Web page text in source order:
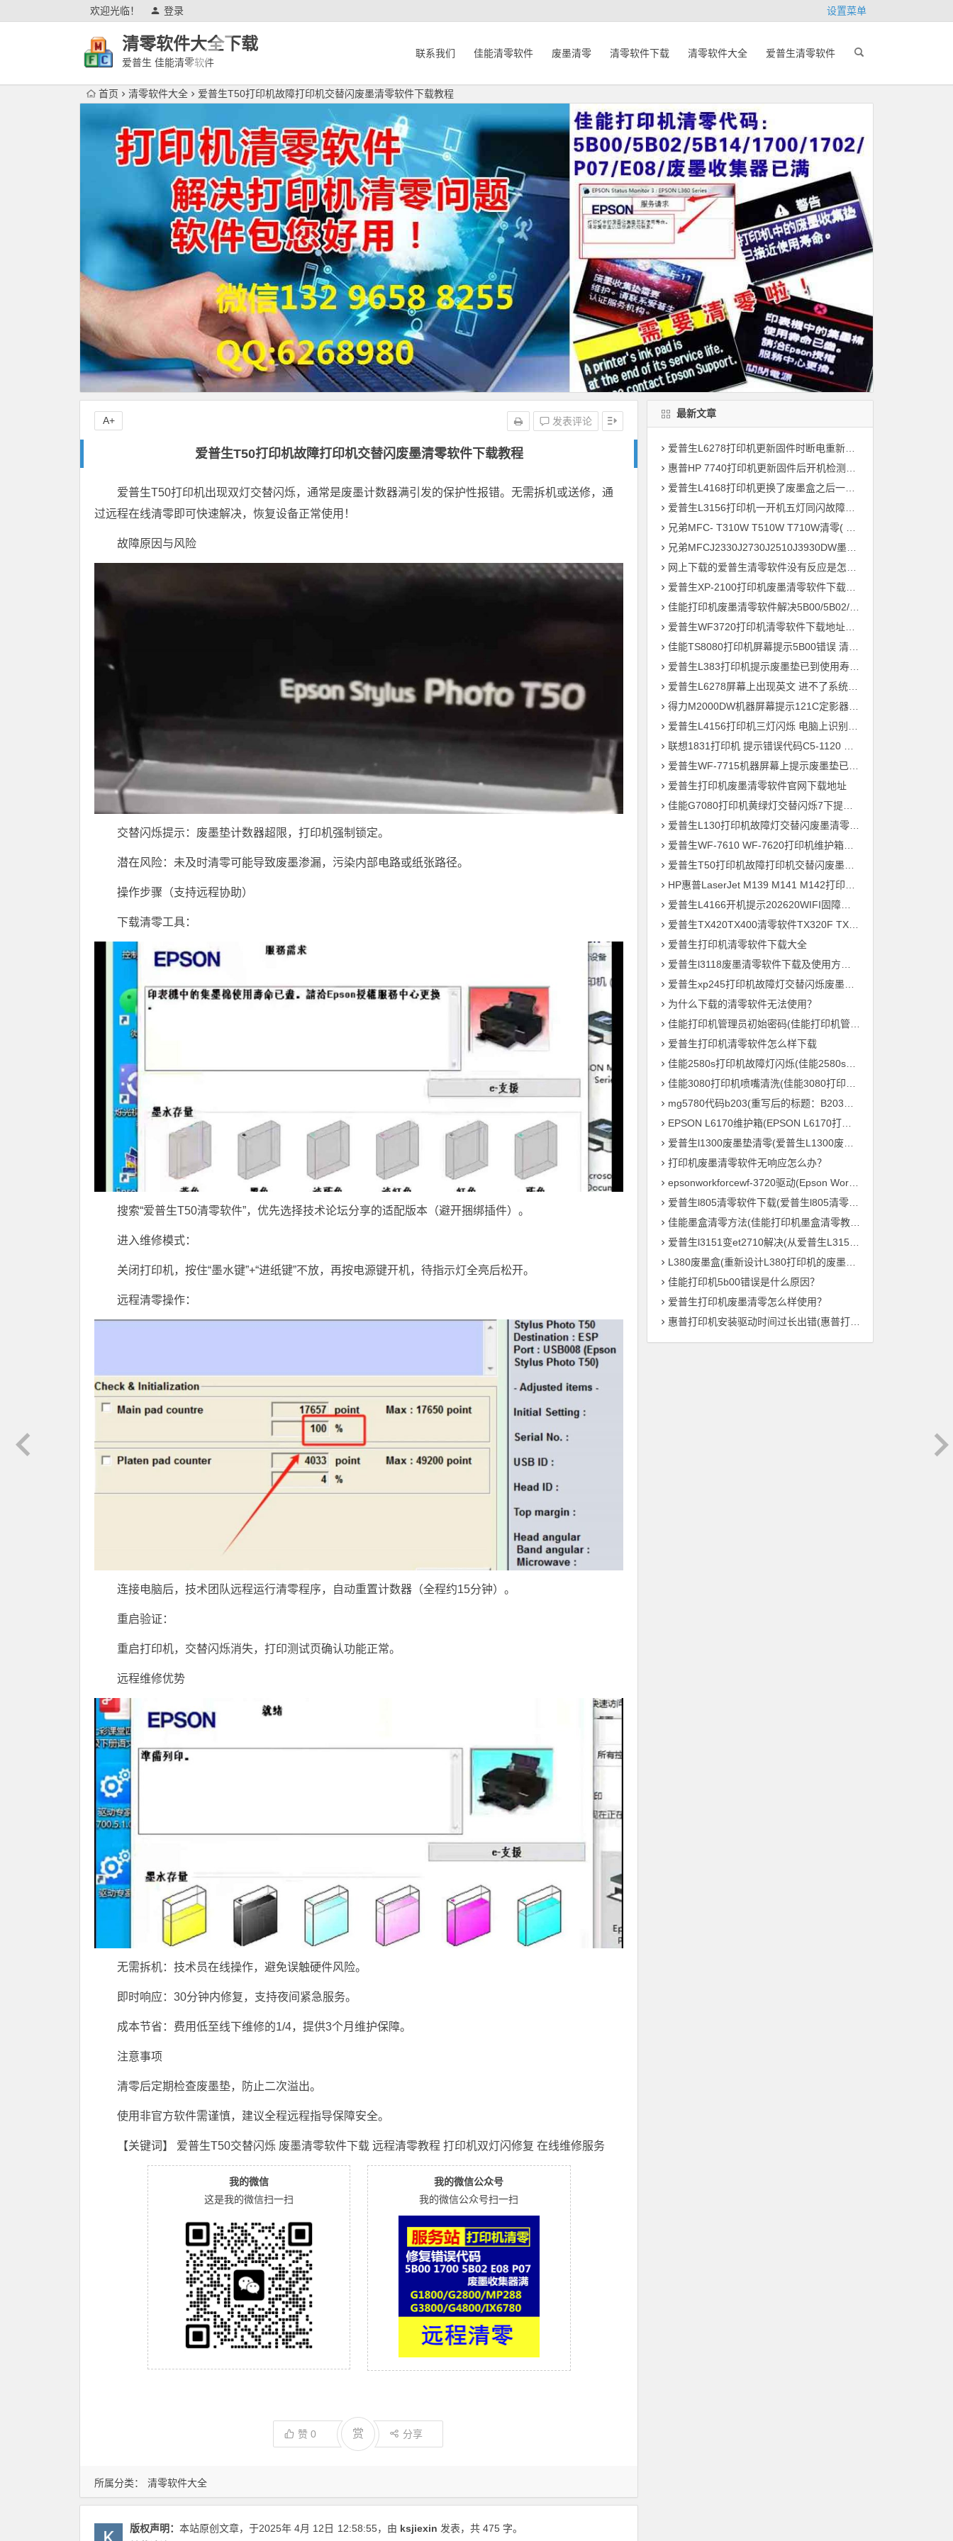
欢迎光临！ 登录 设置菜单
清零软件大全下载
爱普生 佳能清零软件
联系我们 佳能清零软件 废墨清零 清零软件下载 清零软件大全 爱普生清零软件
首页 清零软件大全 爱普生T50打印机故障打印机交替闪废墨清零软件下载教程
爱普生T50打印机故障打印机交替闪废墨清零软件下载教程
发表评论
A+
所属分类： 清零软件大全
爱普生T50打印机出现双灯交替闪烁，通常是废墨计数器满引发的保护性报错。无需拆机或送修，通
过远程在线清零即可快速解决，恢复设备正常使用！
故障原因与风险
交替闪烁提示：废墨垫计数器超限，打印机强制锁定。
潜在风险：未及时清零可能导致废墨渗漏，污染内部电路或纸张路径。
操作步骤（支持远程协助）
下载清零工具：
搜索“爱普生T50清零软件”，优先选择技术论坛分享的适配版本（避开捆绑插件）。
进入维修模式：
关闭打印机，按住“墨水键”+“进纸键”不放，再按电源键开机，待指示灯全亮后松开。
远程清零操作：
连接电脑后，技术团队远程运行清零程序，自动重置计数器（全程约15分钟）。
重启验证：
重启打印机，交替闪烁消失，打印测试页确认功能正常。
远程维修优势
无需拆机：技术员在线操作，避免误触硬件风险。
即时响应：30分钟内修复，支持夜间紧急服务。
成本节省：费用低至线下维修的1/4，提供3个月维护保障。
注意事项
清零后定期检查废墨垫，防止二次溢出。
使用非官方软件需谨慎，建议全程远程指导保障安全。
【关键词】 爱普生T50交替闪烁 废墨清零软件下载 远程清零教程 打印机双灯闪修复 在线维修服务
我的微信
这是我的微信扫一扫
我的微信公众号
我的微信公众号扫一扫
赞 0 赏 分享
版权声明： 本站原创文章，于2025年 4月 12日 12:58:55，由 ksjiexin 发表，共 475 字。
最新文章
爱普生L6278打印机更新固件时断电重新开机后一直提示Recovery Mode故障
惠普HP 7740打印机更新固件后开机检测到非HP芯片刷机降级解决教程
爱普生L4168打印机更换了废墨盒之后一开机提示202604故障代码维修
爱普生L3156打印机一开机五灯同闪故障远程维修
兄弟MFC- T310W T510W T710W清零( 墨水回收盒已满，将满或设备故障46 )
兄弟MFCJ2330J2730J2510J3930DW墨水国收盒已满清零教程
网上下载的爱普生清零软件没有反应是怎么回事 ?
爱普生XP-2100打印机废墨清零软件下载及使用方法
佳能打印机废墨清零软件解决5B00/5B02/1700故障
爱普生WF3720打印机清零软件下载地址大全
佳能TS8080打印机屏幕提示5B00错误 清零快速解决问题
爱普生L383打印机提示废墨垫已到使用寿命通过清零快速解决问题
爱普生L6278屏幕上出现英文 进不了系统 刷固件快速解决问题
得力M2000DW机器屏幕提示121C定影器错误 快速解决方法
爱普生L4156打印机三灯闪烁 电脑上识别ET-2700型号 刷固件快速解决问题
联想1831打印机 提示错误代码C5-1120 C6-1120提示更换新的转印带装置 定影组件装置 快速解决方案
爱普生WF-7715机器屏幕上提示废墨垫已到使用寿命用软件清零快速解决问题
爱普生打印机废墨清零软件官网下载地址
佳能G7080打印机黄绿灯交替闪烁7下提示5B00废墨清零教程
爱普生L130打印机故障灯交替闪废墨清零软件下载方法教程
爱普生WF-7610 WF-7620打印机维护箱寿命清零不识别墨盒远程刷机
爱普生T50打印机故障打印机交替闪废墨清零软件下载教程
HP惠普LaserJet M139 M141 M142打印机屏幕显示电脑上识别机器型号为3020
爱普生L4166开机提示202620WIFI固障维修教程
爱普生TX420TX400清零软件TX320F TX700w打印机废墨收集垫满
爱普生打印机清零软件下载大全
爱普生l3118废墨清零软件下载及使用方法教程
爱普生xp245打印机故障灯交替闪烁废墨清零软件下载及使用方法教程
为什么下载的清零软件无法使用？
佳能打印机管理员初始密码(佳能打印机管理员默认密码是什么？)
爱普生打印机清零软件怎么样下载
佳能2580s打印机故障灯闪烁(佳能2580s打印机故障灯频繁闪烁怎么办？)
佳能3080打印机喷嘴清洗(佳能3080打印机喷头清理方法)
mg5780代码b203(重写后的标题：B203毛绒鸟打印机 – MG5780系列的新成员)
EPSON L6170维护箱(EPSON L6170打印机维护盒的重要性)
爱普生l1300废墨垫清零(爱普生L1300废墨垫重置，让您的打印机继续高效输出！)
打印机废墨清零软件无响应怎么办？
epsonworkforcewf-3720驱动(Epson WorkForce WF-3720 打印机驱动下载及安装教程)
爱普生l805清零软件下载(爱普生l805清零软件免费下载)
佳能墨盒清零方法(佳能打印机墨盒清零教程，轻松零成本重复利用)
爱普生l3151变et2710解决(从爱普生L3151到ET2710：打印机参数全解析)
L380废墨盒(重新设计L380打印机的废墨处理系统)
佳能打印机5b00错误是什么原因？
爱普生打印机废墨清零怎么样使用？
惠普打印机安装驱动时间过长出错(惠普打印机驱动安装时间异常——解决方法总结)